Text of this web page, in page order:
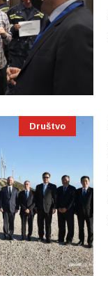
Društvo